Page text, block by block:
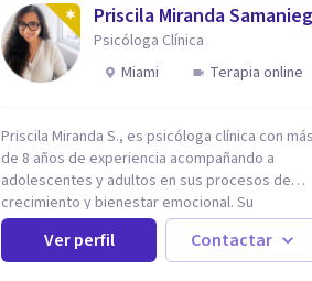
Priscila Miranda
Psicóloga Clínica
Miami
Terapia online
Priscila Miranda S., es psicóloga clínica con más
de 8 años de experiencia acompañando a
adolescentes y adultos en sus procesos de
crecimiento y bienestar emocional. Su
formación se realizó en Ecuador y España.
Además, cuenta con un Máster en
Psicooncología (INEFOC) y diversos
Ver perfil Contactar